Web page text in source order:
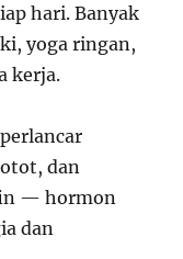
hari. Banyak
yoga ringan,
kerja.
dan
— hormon
dan